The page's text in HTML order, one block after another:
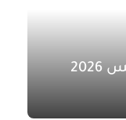
أبراج اليوم الخميس 6 أغسطس 2026